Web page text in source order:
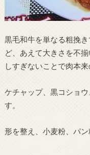
黒毛和牛を単なる粗挽
ど、あえて大きさを不
しすぎないことで肉本
ケチャップ、黒コショ
す。
形を整え、小麦粉、パン